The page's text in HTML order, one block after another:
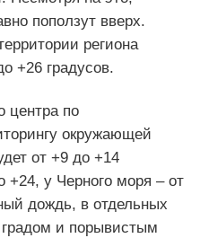
поползут вверх.
региона
+26 градусов.
центра по
окружающей
от +9 до +14
+24, у Черного моря – от
дождь, в отдельных
и порывистым